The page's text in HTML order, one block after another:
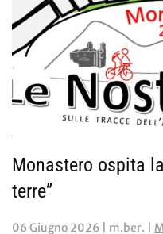
Monastero ospita
terre”
06 Giugno 2026 | m.ber. |